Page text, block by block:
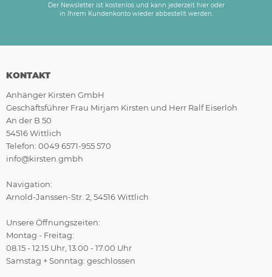
Der Newsletter ist kostenlos und kann jederzeit hier oder
in Ihrem Kundenkonto wieder abbestellt werden.
KONTAKT
Anhänger Kirsten GmbH
Geschäftsführer Frau Mirjam Kirsten und Herr Ralf Eiserloh
An der B 50
54516 Wittlich
Telefon: 0049 6571-955 570
info@kirsten.gmbh
Navigation:
Arnold-Janssen-Str. 2, 54516 Wittlich
Unsere Öffnungszeiten:
Montag - Freitag:
08.15 - 12.15 Uhr, 13.00 - 17.00 Uhr
Samstag + Sonntag: geschlossen